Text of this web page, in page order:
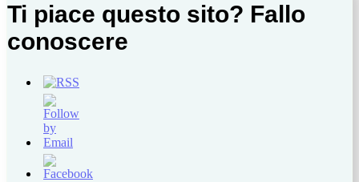
Ti piace questo sito? Fallo
conoscere